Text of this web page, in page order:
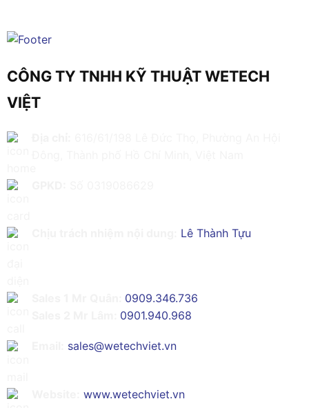
CÔNG TY TNHH KỸ THUẬT WETECH
VIỆT
Lê Thành Tựu
0909.346.736
0901.940.968
sales@wetechviet.vn
www.wetechviet.vn